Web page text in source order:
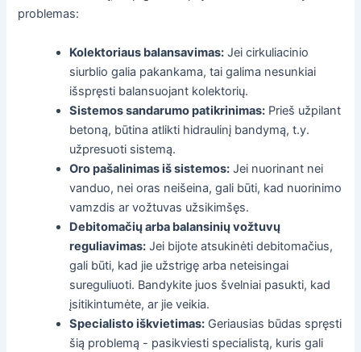
problemas:
Kolektoriaus balansavimas: Jei cirkuliacinio
siurblio galia pakankama, tai galima nesunkiai
išspręsti balansuojant kolektorių.
Sistemos sandarumo patikrinimas: Prieš užpilant
betoną, būtina atlikti hidraulinį bandymą, t.y.
užpresuoti sistemą.
Oro pašalinimas iš sistemos: Jei nuorinant nei
vanduo, nei oras neišeina, gali būti, kad nuorinimo
vamzdis ar vožtuvas užsikimšęs.
Debitomačių arba balansinių vožtuvų
reguliavimas: Jei bijote atsukinėti debitomačius,
gali būti, kad jie užstrigę arba neteisingai
sureguliuoti. Bandykite juos švelniai pasukti, kad
įsitikintumėte, ar jie veikia.
Specialisto iškvietimas: Geriausias būdas spręsti
šią problemą - pasikviesti specialistą, kuris gali